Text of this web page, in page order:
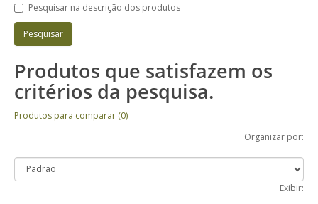
Pesquisar na descrição dos produtos
Produtos que satisfazem os
critérios da pesquisa.
Produtos para comparar (0)
Organizar por:
Exibir: